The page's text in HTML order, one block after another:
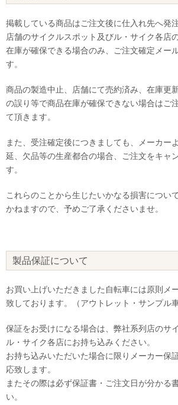
掲載している商品はご注文後に仕入れ先へ発
店舗のサイクルスポット及びル・サイク各店
在庫が確保できる場合のみ、ご注文確定メー
す。
商品の製造中止、店舗にて売約済み、在庫更
の誤り等で商品在庫が確保できない場合はご
て頂きます。
また、受注確定後につきましても、メーカー
延、欠品等の生産都合の場合、ご注文をキャ
す。
これらのことから生じたいかなる損害につい
かねますので、予めご了承くださいませ。
製品保証について
お買い上げいただきました自転車には原則メ
致しております。（アウトレット・サンプル車
保証をお受けになる場合は、弊社系列店のサ
ル・サイク各店にお持ち込みください。
お持ち込みいただいた場合に限りメーカー保
応致します。
またその際は必ず保証書・ご注文日が分かる
い。